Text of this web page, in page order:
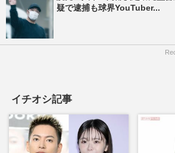
疑で逮捕も球界YouTuber...
イチオシ記事